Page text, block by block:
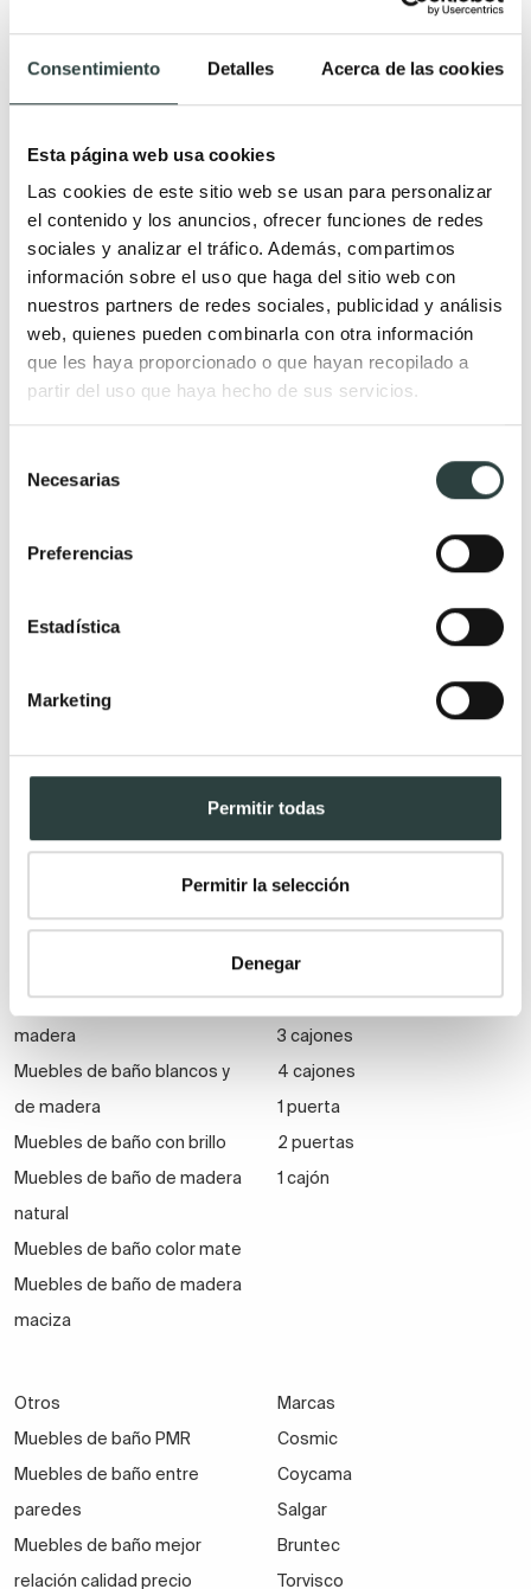
Consentimiento Detalles Acerca de las cookies
Esta página web usa cookies
Las cookies de este sitio web se usan para personalizar
el contenido y los anuncios, ofrecer funciones de redes
sociales y analizar el tráfico. Además, compartimos
información sobre el uso que haga del sitio web con
nuestros partners de redes sociales, publicidad y análisis
web, quienes pueden combinarla con otra información
que les haya proporcionado o que hayan recopilado a
partir del uso que haya hecho de sus servicios.
Necesarias
Preferencias
Estadística
Marketing
Permitir todas
Permitir la selección
Denegar
Color
Muebles de baño amarillos
Muebles de baño con tirador
Muebles de baño azul
Muebles de baño color
berenjena
Muebles baño blancos
Muebles de baño blanco
mate
Muebles de baño dorados
Muebles de baño color roble y
Muebles lavabo de madera
Wengue
baño
Muebles de baño de colores
Muebles de baño color rojo
Muebles de baño color rosa
Muebles de baño color verde
Estilo
Muebles de baño de diseño
Muebles de baño Japandi
Muebles de baño modernos
Muebles de baño rústicos
Muebles de baño vintage
Muebles de baño clásicos
Industrial
Muebles de baño estilo
Muebles para baño de
madera
Muebles de baño blancos y
de madera
Muebles de baño con brillo
Muebles de baño de madera
natural
Muebles de baño color mate
Muebles de baño de madera
maciza
Nº de cajones
2 cajones
3 cajones
4 cajones
1 puerta
2 puertas
1 cajón
Otros
Muebles de baño PMR
Muebles de baño entre
paredes
Muebles de baño mejor
relación calidad precio
Marcas
Cosmic
Coycama
Salgar
Bruntec
Torvisco